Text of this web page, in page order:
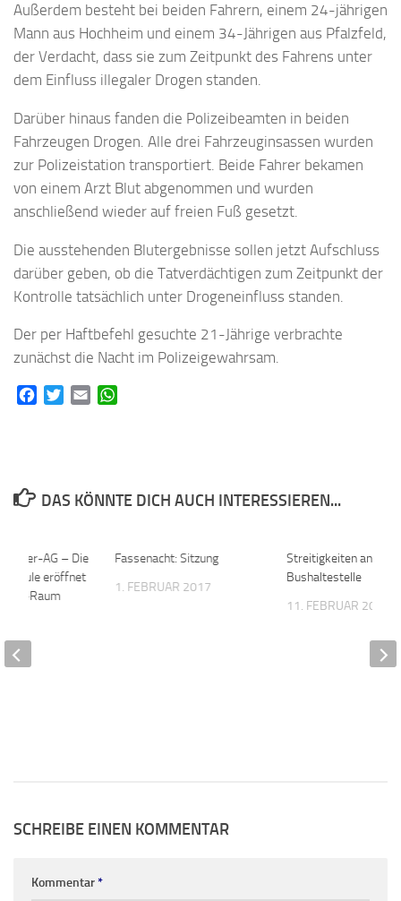
Außerdem besteht bei beiden Fahrern, einem 24-jährigen
Mann aus Hochheim und einem 34-Jährigen aus Pfalzfeld,
der Verdacht, dass sie zum Zeitpunkt des Fahrens unter
dem Einfluss illegaler Drogen standen.
Darüber hinaus fanden die Polizeibeamten in beiden
Fahrzeugen Drogen. Alle drei Fahrzeuginsassen wurden
zur Polizeistation transportiert. Beide Fahrer bekamen
von einem Arzt Blut abgenommen und wurden
anschließend wieder auf freien Fuß gesetzt.
Die ausstehenden Blutergebnisse sollen jetzt Aufschluss
darüber geben, ob die Tatverdächtigen zum Zeitpunkt der
Kontrolle tatsächlich unter Drogeneinfluss standen.
Der per Haftbefehl gesuchte 21-Jährige verbrachte
zunächst die Nacht im Polizeigewahrsam.
FacebookTwitterEmail
DAS KÖNNTE DICH AUCH INTERESSIEREN...
Fassenacht: Sitzung
1. FEBRUAR 2017
Streitigkeiten an der
Bushaltestelle
11. FEBRUAR 2019
AG – Die
Schule eröffnet
Raum
SCHREIBE EINEN KOMMENTAR
Kommentar*